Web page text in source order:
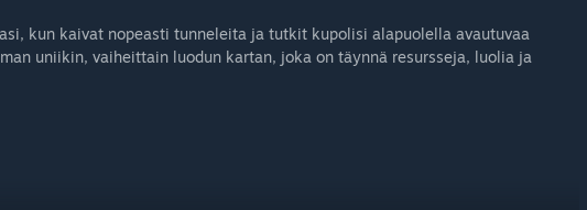
kun kaivat nopeasti tunneleita ja tutkit kupolisi alapuolella avautuvaa
uniikin, vaiheittain luodun kartan, joka on täynnä resursseja, luolia ja